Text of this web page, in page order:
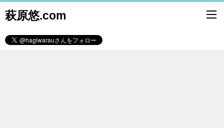
萩原悠.com